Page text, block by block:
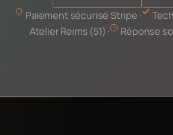
Paiement sécurisé Stripe ·
Atelier Reims (51) ·
Réponse